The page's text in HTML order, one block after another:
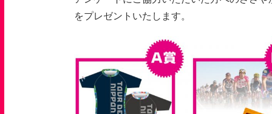
をプレゼントいたします。